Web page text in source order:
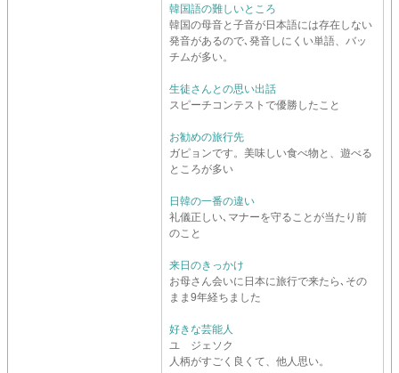
韓国語の難しいところ
韓国の母音と子音が日本語には存在しない
発音があるので､発音しにくい単語、バッ
チムが多い。
生徒さんとの思い出話
スピーチコンテストで優勝したこと
お勧めの旅行先
ガピョンです。美味しい食べ物と、遊べる
ところが多い
日韓の一番の違い
礼儀正しい､マナーを守ることが当たり前
のこと
来日のきっかけ
お母さん会いに日本に旅行で来たら､その
まま9年経ちました
好きな芸能人
ユ ジェソク
人柄がすごく良くて、他人思い。